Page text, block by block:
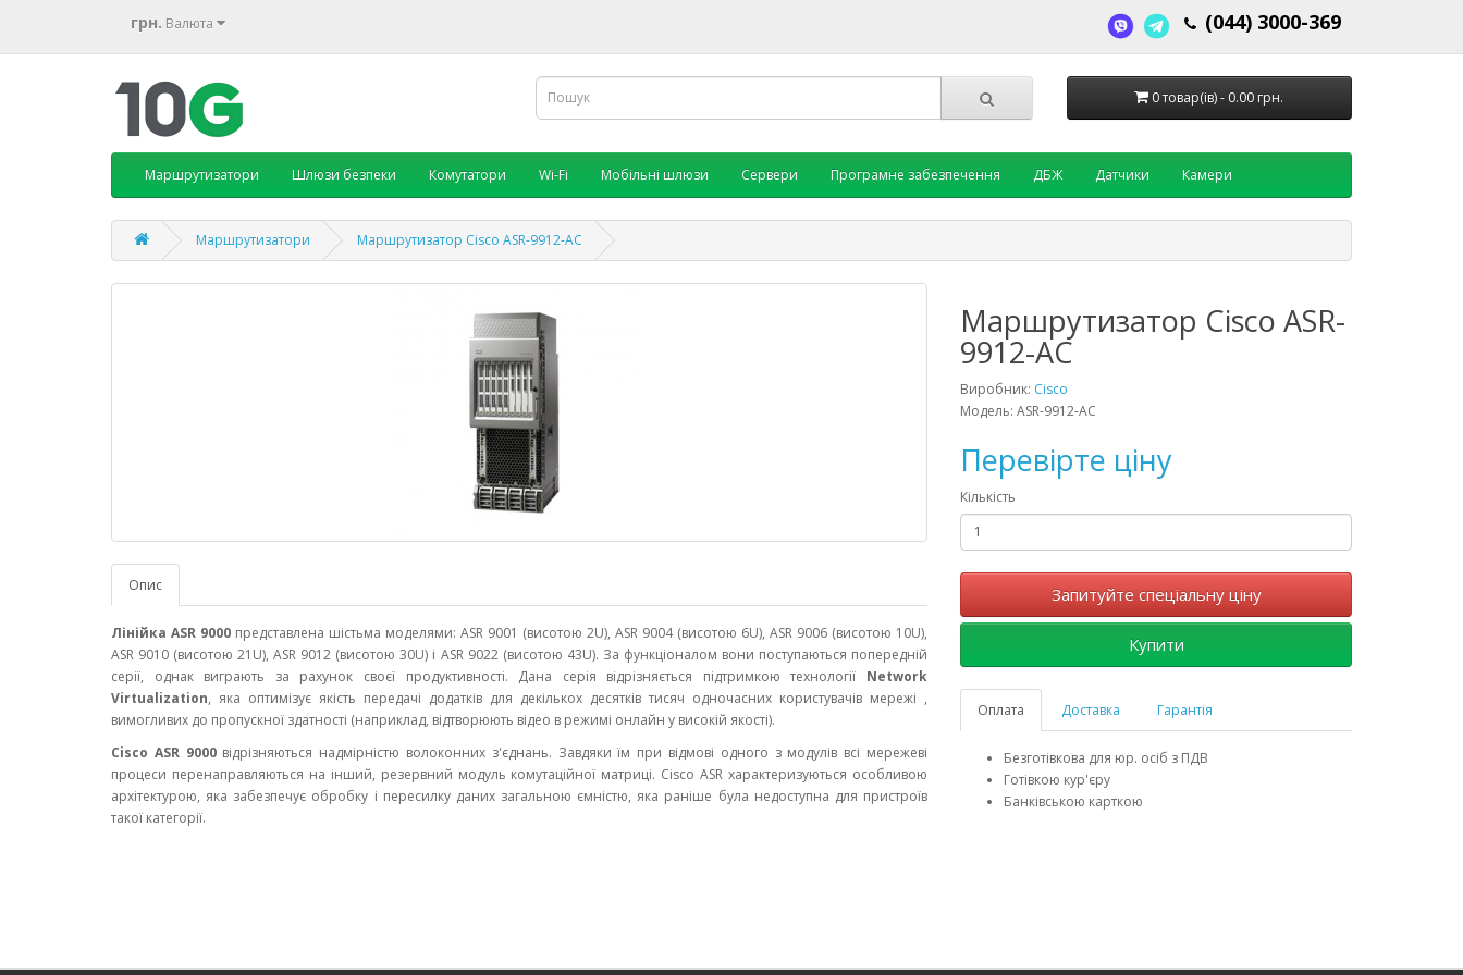
грн. Валюта (044) 3000-369
0 товар(ів) - 0.00 грн.
Маршрутизатори Шлюзи безпеки Комутатори Wi-Fi Мобільні шлюзи Сервери Програмне забезпечення ДБЖ Датчики Камери
Маршрутизатори Маршрутизатор Cisco ASR-9912-AC
Опис
Лінійка ASR 9000 представлена ​​шістьма моделями: ASR 9001 (висотою 2U), ASR 9004 (висотою 6U), ASR 9006 (висотою 10U),
ASR 9010 (висотою 21U), ASR 9012 (висотою 30U) і ASR 9022 (висотою 43U). За функціоналом вони поступаються попередній
серії, однак виграють за рахунок своєї продуктивності. Дана серія відрізняється підтримкою технології Network
Virtualization, яка оптимізує якість передачі додатків для декількох десятків тисяч одночасних користувачів мережі ,
вимогливих до пропускної здатності (наприклад, відтворюють відео в режимі онлайн у високій якості).
Cisco ASR 9000відрізняються надмірністю волоконних з'єднань. Завдяки їм при відмові одного з модулів всі мережеві
процеси перенаправляються на інший, резервний модуль комутаційної матриці. Cisco ASR характеризуються особливою
архітектурою, яка забезпечує обробку і пересилку даних загальною ємністю, яка раніше була недоступна для пристроїв
такої категорії.
Маршрутизатор Cisco ASR-
9912-AC
Виробник: Cisco
Модель: ASR-9912-AC
Перевірте ціну
Кількість
Запитуйте спеціальну ціну
Купити
Оплата Доставка Гарантія
Безготівкова для юр. осіб з ПДВ
Готівкою кур'єру
Банківською карткою